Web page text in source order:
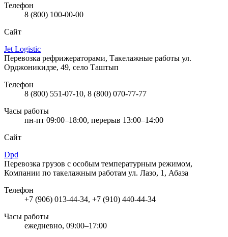
Телефон
8 (800) 100-00-00
Сайт
Jet Logistic
Перевозка рефрижераторами, Такелажные работы ул.
Орджоникидзе, 49, село Таштып
Телефон
8 (800) 551-07-10, 8 (800) 070-77-77
Часы работы
пн-пт 09:00–18:00, перерыв 13:00–14:00
Сайт
Dpd
Перевозка грузов с особым температурным режимом,
Компании по такелажным работам ул. Лазо, 1, Абаза
Телефон
+7 (906) 013-44-34, +7 (910) 440-44-34
Часы работы
ежедневно, 09:00–17:00